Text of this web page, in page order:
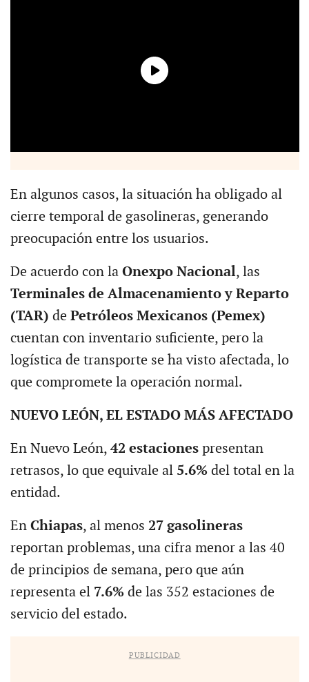
En algunos casos, la situación ha obligado al
cierre temporal de gasolineras, generando
preocupación entre los usuarios.
De acuerdo con la Onexpo Nacional, las
Terminales de Almacenamiento y Reparto
(TAR) de Petróleos Mexicanos (Pemex)
cuentan con inventario suficiente, pero la
logística de transporte se ha visto afectada, lo
que compromete la operación normal.
NUEVO LEÓN, EL ESTADO MÁS AFECTADO
En Nuevo León, 42 estacionespresentan
retrasos, lo que equivale al 5.6% del total en la
entidad.
En Chiapas, al menos 27 gasolineras
reportan problemas, una cifra menor a las 40
de principios de semana, pero que aún
representa el 7.6% de las 352 estaciones de
servicio del estado.
PUBLICIDAD